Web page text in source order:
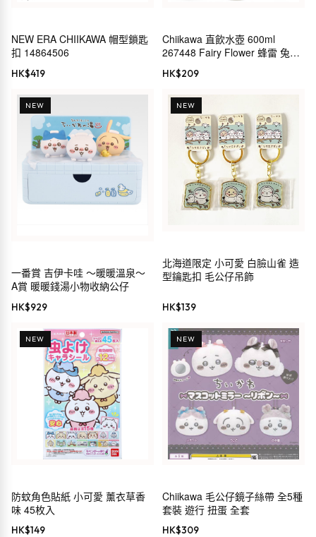
NEW ERA CHIIKAWA 帽型鎖匙
扣 14864506
HK$419
Chiikawa 直飲水壺 600ml
267448 Fairy Flower 蜂雷 兔
CHIIKAWA 小小可愛的東西 長野
HK$209
NEW
一番賞 吉伊卡哇 ～暖暖溫泉～
A賞 暖暖錢湯小物收納公仔
HK$929
NEW
北海道限定 小可愛 白臉山雀 造
型鑰匙扣 毛公仔吊飾
HK$139
NEW
防蚊角色貼紙 小可愛 薰衣草香
味 45枚入
HK$149
NEW
Chiikawa 毛公仔鏡子絲帶 全5種
套裝 遊行 扭蛋 全套
HK$309